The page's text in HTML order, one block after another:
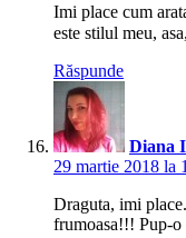
Imi place cum
este stilul meu,
Răspunde
Diana
29 martie 2018 la
Draguta, imi
frumoasa!!! Pup-o